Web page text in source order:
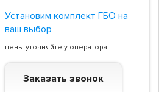
Установим комплект ГБО на
ваш выбор
цены уточняйте у оператора
Заказать звонок